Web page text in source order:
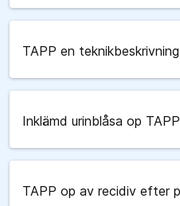
TAPP en teknikbeskrivning
Inklämd urinblåsa op TAPP
TAPP op av recidiv efter